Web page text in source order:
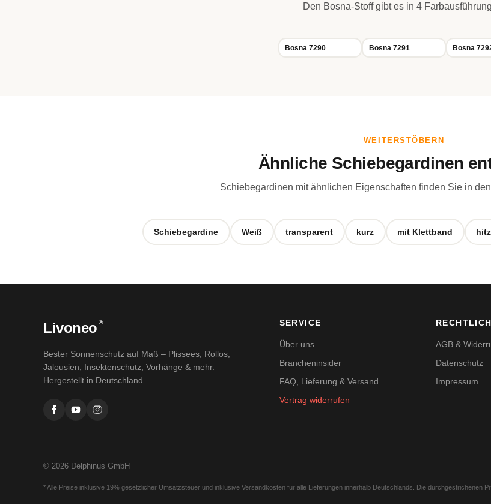
Den Bosna-Stoff gibt es in 4
Bosna 7290 Bosna 7291 Bosna
WEITERSTÖBERN
Ähnliche Schiebegardinen
Schiebegardinen mit ähnlichen Eigenschaften finden Sie in
Schiebegardine Weiß transparent kurz mit Klettband
Livoneo ®
Bester Sonnenschutz auf Maß – Plissees, Rollos,
Jalousien, Insektenschutz, Vorhänge & mehr.
Hergestellt in Deutschland.
SERVICE
Über uns
Brancheninsider
FAQ, Lieferung & Versand
Vertrag widerrufen
AGB &
Datenschutz
Impressum
© 2026 Delphinus GmbH
* Alle Preise inklusive 19% gesetzlicher Umsatzsteuer und inklusive Versandkosten für alle Lieferungen innerhalb Deutschlands. Die durchgestrichenen